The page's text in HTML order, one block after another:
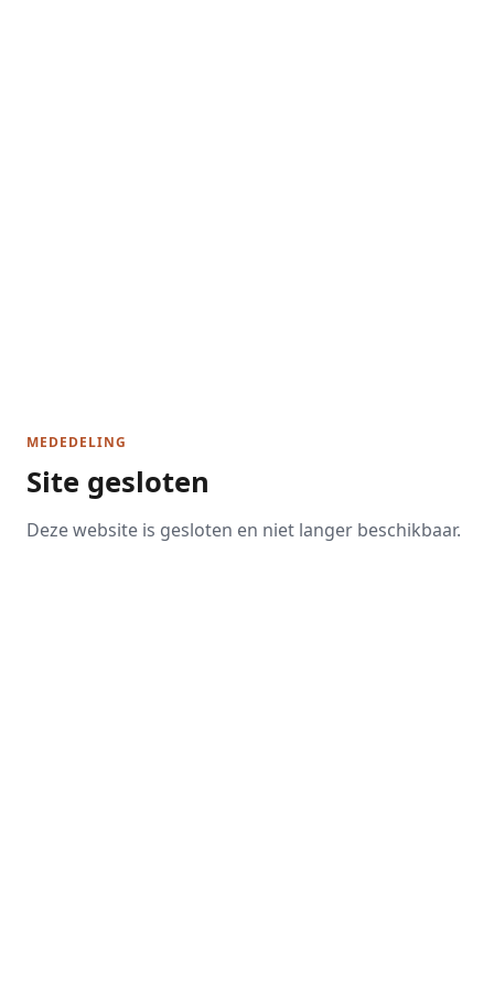
MEDEDELING
Site gesloten
Deze website is gesloten en niet langer beschikbaar.